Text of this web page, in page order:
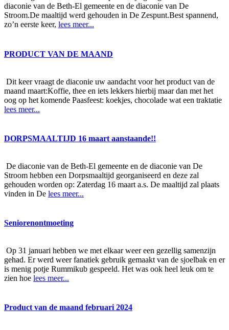
diaconie van de Beth-El gemeente en de diaconie van De
Stroom.De maaltijd werd gehouden in De Zespunt.Best spannend,
zo’n eerste keer, lees meer...
PRODUCT VAN DE MAAND
Dit keer vraagt de diaconie uw aandacht voor het product van de
maand maart:Koffie, thee en iets lekkers hierbij maar dan met het
oog op het komende Paasfeest: koekjes, chocolade wat een traktatie
lees meer...
DORPSMAALTIJD 16 maart aanstaande!!
De diaconie van de Beth-El gemeente en de diaconie van De
Stroom hebben een Dorpsmaaltijd georganiseerd en deze zal
gehouden worden op: Zaterdag 16 maart a.s. De maaltijd zal plaats
vinden in De lees meer...
Seniorenontmoeting
Op 31 januari hebben we met elkaar weer een gezellig samenzijn
gehad. Er werd weer fanatiek gebruik gemaakt van de sjoelbak en er
is menig potje Rummikub gespeeld. Het was ook heel leuk om te
zien hoe lees meer...
Product van de maand februari 2024